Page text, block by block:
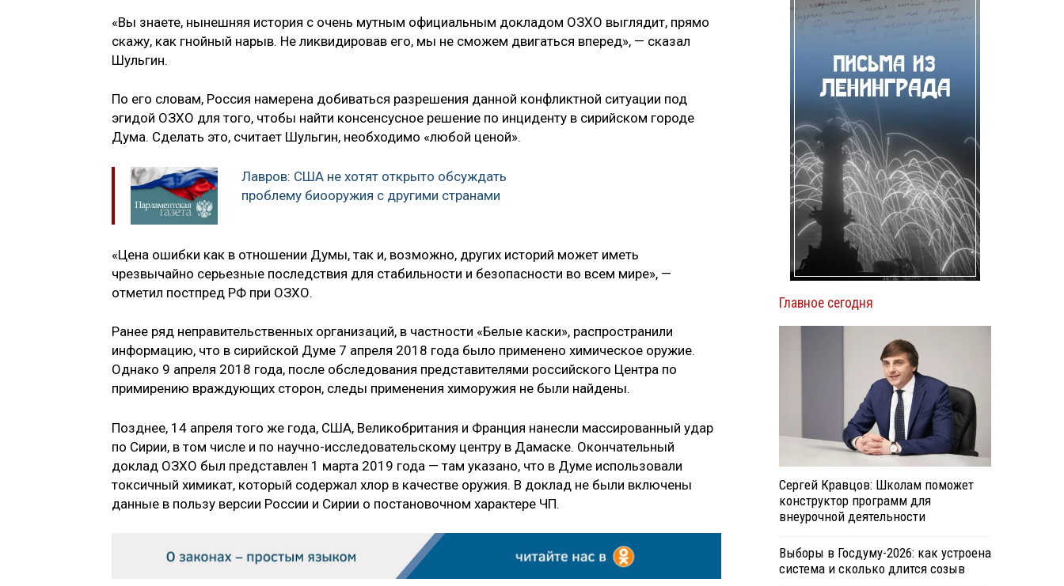
«Вы знаете, нынешняя история с очень мутным официальным докладом ОЗХО выглядит, прямо
скажу, как гнойный нарыв. Не ликвидировав его, мы не сможем двигаться вперед», — сказал
Шульгин.
По его словам, Россия намерена добиваться разрешения данной конфликтной ситуации под
эгидой ОЗХО для того, чтобы найти консенсусное решение по инциденту в сирийском городе
Дума. Сделать это, считает Шульгин, необходимо «любой ценой».
Лавров: США не хотят открыто обсуждать
проблему биооружия с другими странами
«Цена ошибки как в отношении Думы, так и, возможно, других историй может иметь
чрезвычайно серьезные последствия для стабильности и безопасности во всем мире», —
отметил постпред РФ при ОЗХО.
Ранее ряд неправительственных организаций, в частности «Белые каски», распространили
информацию, что в сирийской Думе 7 апреля 2018 года было применено химическое оружие.
Однако 9 апреля 2018 года, после обследования представителями российского Центра по
примирению враждующих сторон, следы применения химоружия не были найдены.
Позднее, 14 апреля того же года, США, Великобритания и Франция нанесли массированный удар
по Сирии, в том числе и по научно-исследовательскому центру в Дамаске. Окончательный
доклад ОЗХО был представлен 1 марта 2019 года — там указано, что в Думе использовали
токсичный химикат, который содержал хлор в качестве оружия. В доклад не были включены
данные в пользу версии России и Сирии о постановочном характере ЧП.
Главное сегодня
Сергей Кравцов: Школам поможет
конструктор программ для
внеурочной деятельности
Выборы в Госдуму-2026: как устроена
система и сколько длится созыв